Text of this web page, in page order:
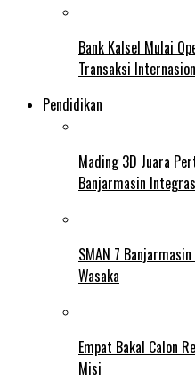
Bank Kalsel Mulai
Transaksi
Pendidikan
Mading 3D Juara
Banjarmasin
SMAN 7
Wasaka
Empat Bakal Calon
Misi